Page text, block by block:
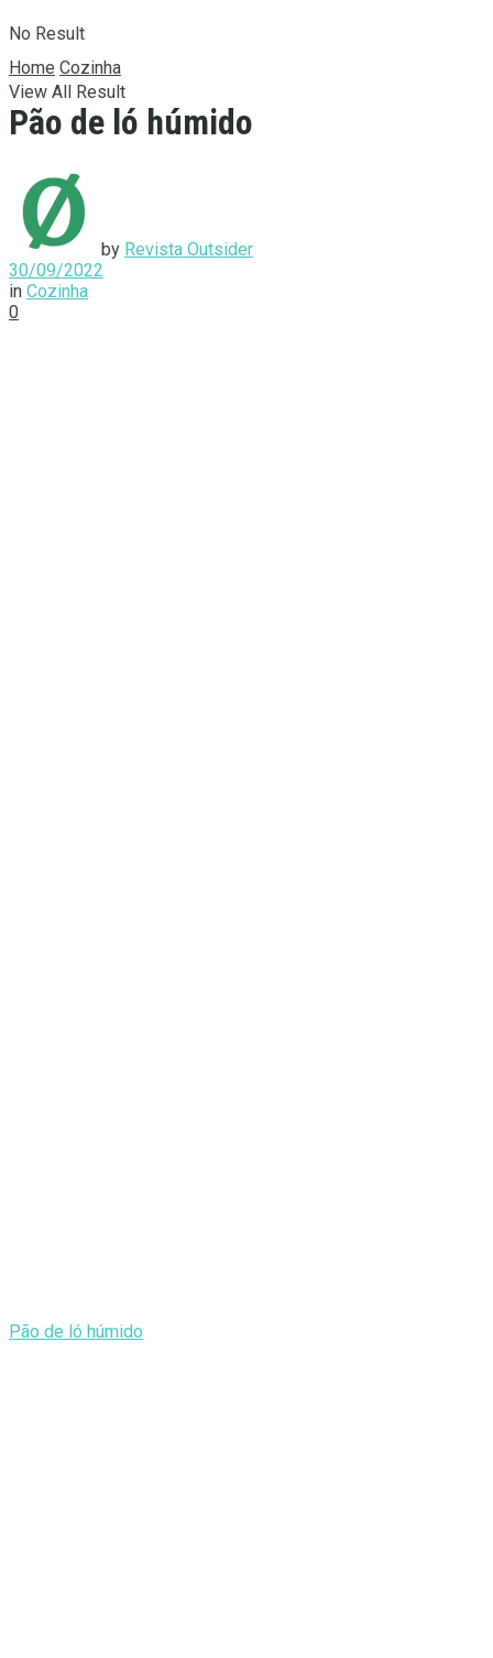
No Result
View All Result
Home Cozinha
Pão de ló húmido
by Revista Outsider
30/09/2022
in Cozinha
0
Pão de ló húmido